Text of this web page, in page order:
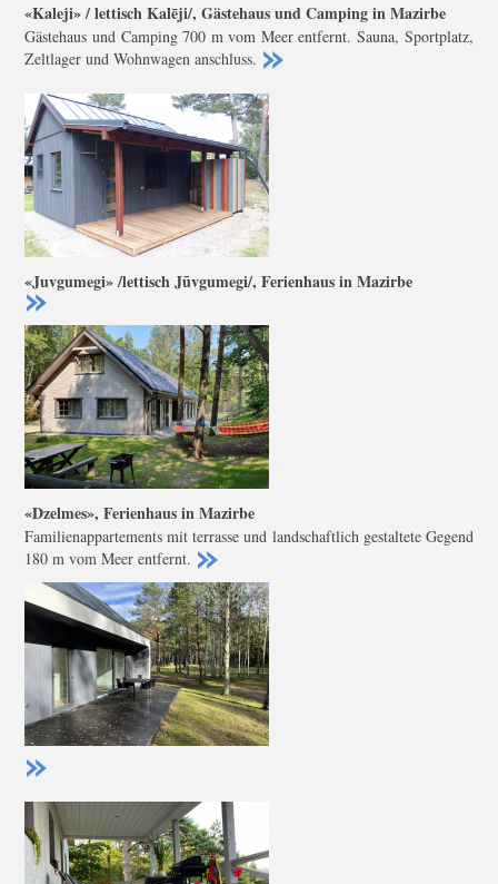
«Kaleji» / lettisch Kalēji/, Gästehaus und Camping in Mazirbe
Gästehaus und Camping 700 m vom Meer entfernt. Sauna, Sportplatz,
Zeltlager und Wohnwagen anschluss.
«Juvgumegi» /lettisch Jūvgumegi/, Ferienhaus in Mazirbe
«Dzelmes», Ferienhaus in Mazirbe
Familienappartements mit terrasse und landschaftlich gestaltete Gegend
180 m vom Meer entfernt.